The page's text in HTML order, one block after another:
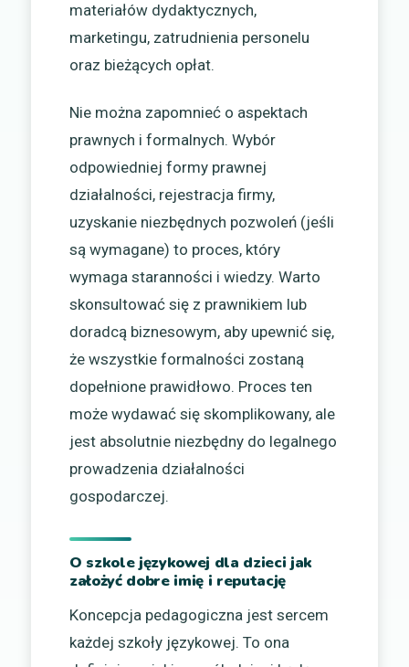
materiałów dydaktycznych,
marketingu, zatrudnienia personelu
oraz bieżących opłat.
Nie można zapomnieć o aspektach
prawnych i formalnych. Wybór
odpowiedniej formy prawnej
działalności, rejestracja firmy,
uzyskanie niezbędnych pozwoleń (jeśli
są wymagane) to proces, który
wymaga staranności i wiedzy. Warto
skonsultować się z prawnikiem lub
doradcą biznesowym, aby upewnić się,
że wszystkie formalności zostaną
dopełnione prawidłowo. Proces ten
może wydawać się skomplikowany, ale
jest absolutnie niezbędny do legalnego
prowadzenia działalności
gospodarczej.
O szkole językowej dla dzieci jak
założyć dobre imię i reputację
Koncepcja pedagogiczna jest sercem
każdej szkoły językowej. To ona